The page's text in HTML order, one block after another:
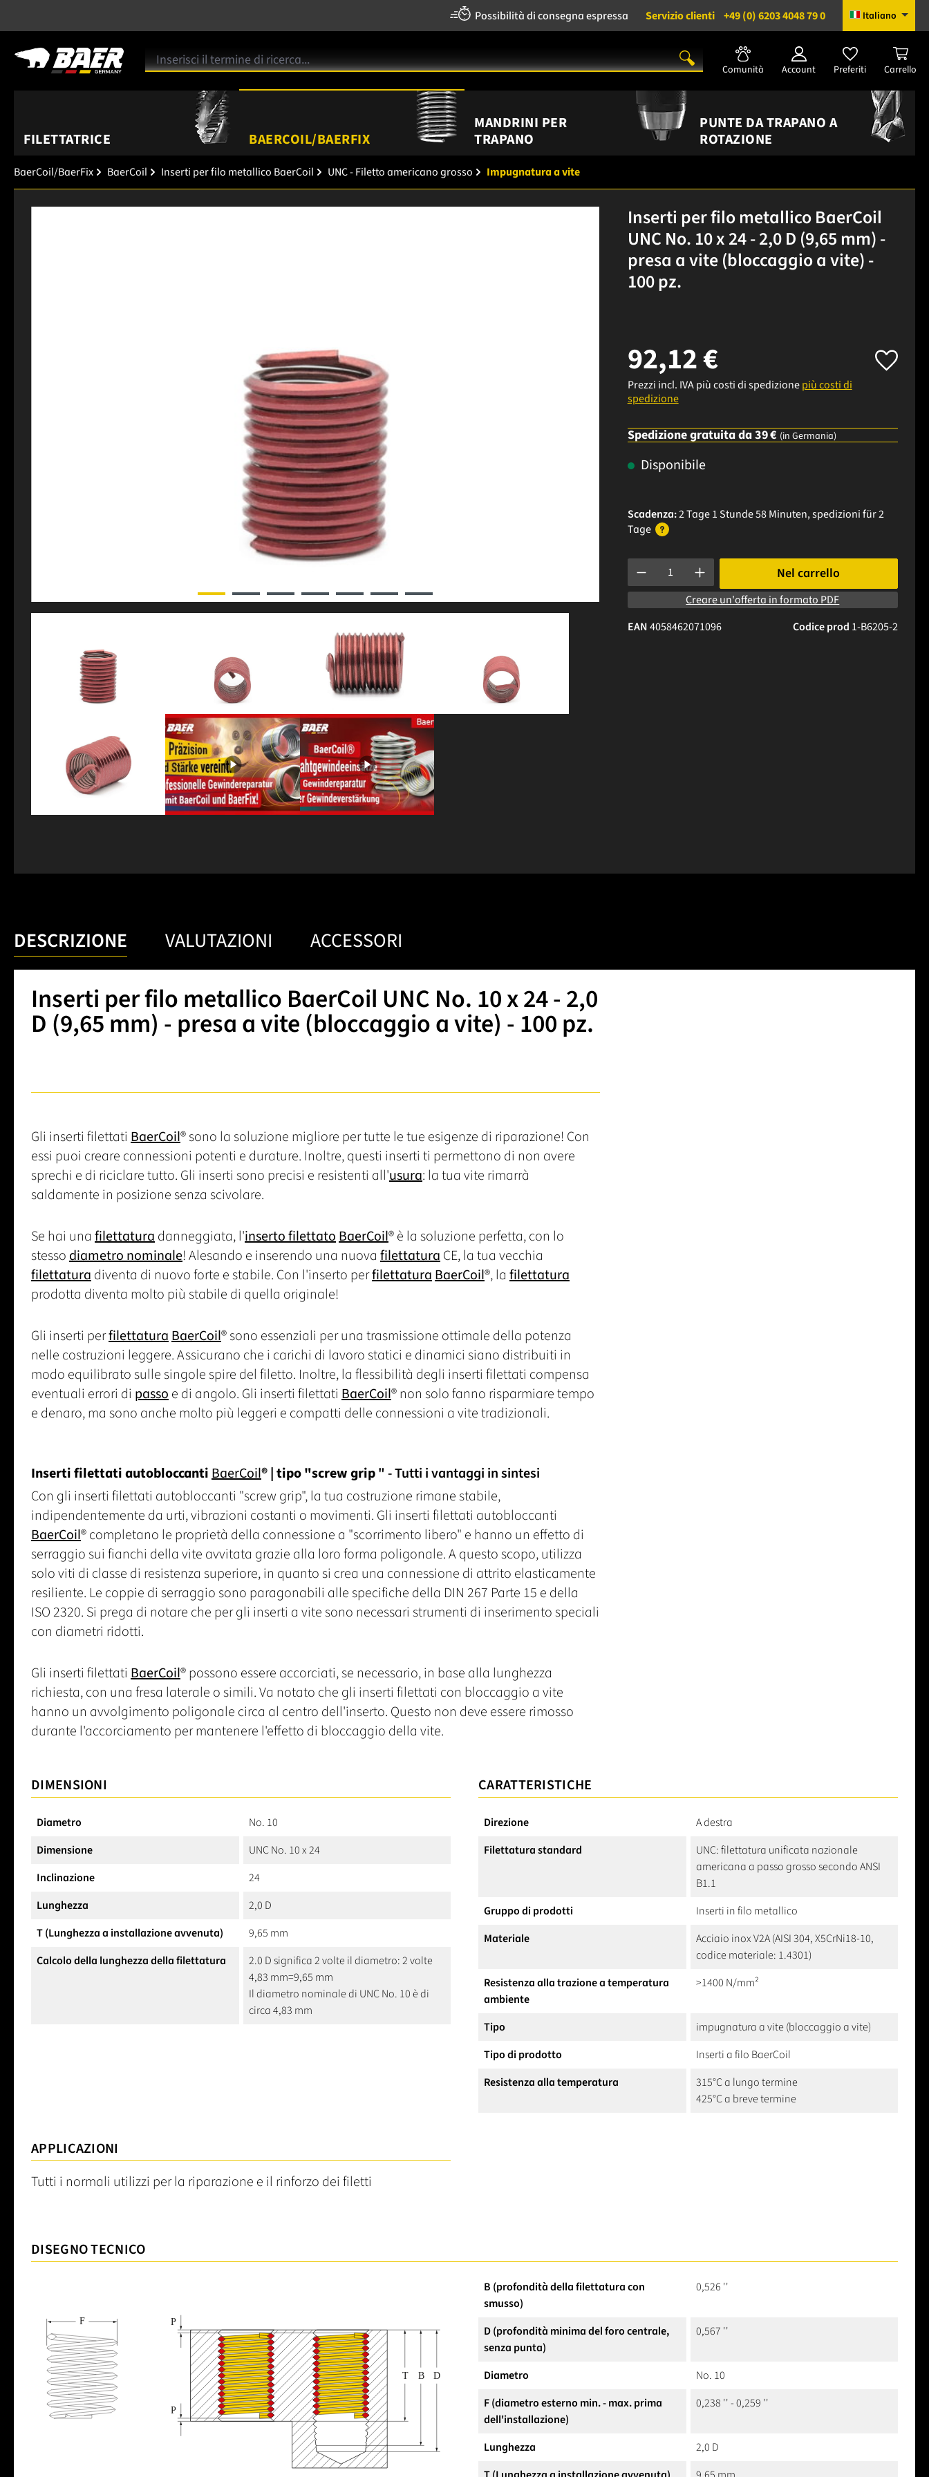
Possibilità di consegna espressa Servizio clienti +49 (0) 6203 4048 79 0 Italiano
Comunità Account Preferiti Carrello
FILETTATRICE BAERCOIL/BAERFIX
MANDRINI PER
TRAPANO
PUNTE DA TRAPANO A
ROTAZIONE
BaerCoil/BaerFix BaerCoil Inserti per filo metallico BaerCoil UNC - Filetto americano grosso Impugnatura a vite
Inserti per filo metallico BaerCoil
UNC No. 10 x 24 - 2,0 D (9,65 mm) -
presa a vite (bloccaggio a vite) -
100 pz.
92,12 €
Prezzi incl. IVA più costi di spedizionepiù costi di
spedizione
Spedizione gratuita da 39 € (in Germania)
Disponibile
Scadenza:2 Tage 1 Stunde 58 Minuten, spedizionifür 2
Tage
Quantità del prodotto: inserisci la quantità desiderata o usa i
Nel carrello
Creare un'offerta in formato PDF
Codice prod 1-B6205-2
EAN4058462071096
DESCRIZIONE VALUTAZIONI ACCESSORI
Inserti per filo metallico BaerCoil UNC No. 10 x 24 - 2,0
D (9,65 mm) - presa a vite (bloccaggio a vite) - 100 pz.
Gli inserti filettati BaerCoil® sono la soluzione migliore per tutte le tue esigenze di riparazione! Con
essi puoi creare connessioni potenti e durature. Inoltre, questi inserti ti permettono di non avere
sprechi e di riciclare tutto. Gli inserti sono precisi e resistenti all'usura: la tua vite rimarrà
saldamente in posizione senza scivolare.
Se hai una filettaturadanneggiata, l'inserto filettatoBaerCoil® è la soluzione perfetta, con lo
stessodiametro nominale! Alesando e inserendo una nuova filettaturaCE, la tua vecchia
filettaturadiventa di nuovo forte e stabile. Con l'inserto perfilettaturaBaerCoil®, la filettatura
prodotta diventa molto più stabile di quella originale!
Gli inserti perfilettaturaBaerCoil® sono essenziali per una trasmissione ottimale della potenza
nelle costruzioni leggere. Assicurano che i carichi di lavoro statici e dinamici siano distribuiti in
modo equilibrato sulle singole spire del filetto. Inoltre, la flessibilità degli inserti filettati compensa
eventuali errori di passoe di angolo. Gli inserti filettati BaerCoil® non solo fanno risparmiare tempo
e denaro, ma sono anche molto più leggeri e compatti delle connessioni a vite tradizionali.
Inserti filettati autobloccantiBaerCoil® | tipo "screw grip" - Tutti i vantaggi in sintesi
Con gli inserti filettati autobloccanti "screw grip", la tua costruzione rimane stabile,
indipendentemente da urti, vibrazioni costanti o movimenti. Gli inserti filettati autobloccanti
BaerCoil® completano le proprietà della connessione a "scorrimento libero" e hanno un effetto di
serraggio sui fianchi della vite avvitata grazie alla loro forma poligonale. A questo scopo, utilizza
solo viti di classe di resistenza superiore, in quanto si crea una connessione di attrito elasticamente
resiliente. Le coppie di serraggio sono paragonabili alle specifiche della DIN 267 Parte 15 e della
ISO 2320. Si prega di notare che per gli inserti a vite sono necessari strumenti di inserimento speciali
con diametri ridotti.
Gli inserti filettati BaerCoil® possono essere accorciati, se necessario, in base alla lunghezza
richiesta, con una fresa laterale o simili. Va notato che gli inserti filettati con bloccaggio a vite
hanno un avvolgimento poligonale circa al centro dell'inserto. Questo non deve essere rimosso
durante l'accorciamento per mantenere l'effetto di bloccaggio della vite.
DIMENSIONI
Diametro
No. 10
Dimensione
UNC No. 10 x 24
Inclinazione
24
Lunghezza
2,0 D
T (Lunghezza a installazione avvenuta)
9,65 mm
Calcolo della lunghezza della filettatura
2.0 D significa 2 volte il diametro: 2 volte
4,83 mm=9,65 mm
Il diametro nominale di UNC No. 10 è di
circa 4,83 mm
CARATTERISTICHE
Direzione
A destra
Filettatura standard
UNC: filettatura unificata nazionale
americana a passo grosso secondo ANSI
B1.1
Gruppo di prodotti
Inserti in filo metallico
Materiale
Acciaio inox V2A (AISI 304, X5CrNi18-10,
codice materiale: 1.4301)
Resistenza alla trazione a temperatura
ambiente
>1400 N/mm²
Tipo
impugnatura a vite (bloccaggio a vite)
Tipo di prodotto
Inserti a filo BaerCoil
Resistenza alla temperatura
315°C a lungo termine
425°C a breve termine
APPLICAZIONI
Tutti i normali utilizzi per la riparazione e il rinforzo dei filetti
DISEGNO TECNICO
B (profondità della filettatura con
smusso)
0,526 ''
D (profondità minima del foro centrale,
senza punta)
0,567 ''
Diametro
No. 10
F (diametro esterno min. - max. prima
dell'installazione)
0,238 '' - 0,259 ''
Lunghezza
2,0 D